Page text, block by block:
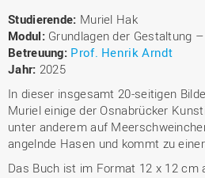
Studierende: Muriel Hak
Modul:Grundlagen der Gestaltung
Betreuung: Prof. Henrik Arndt
Jahr: 2025
In dieser insgesamt 20-seitigen
Muriel einige der Osnabrücker
unter anderem auf
angelnde Hasen und kommt zu
Das Buch ist im Format 12 x 12 cm